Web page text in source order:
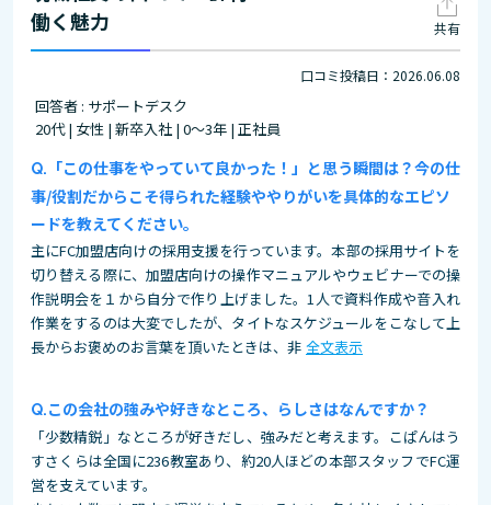
働く魅力
共有
口コミ投稿日：2026.06.08
回答者 : サポートデスク
20代 | 女性 | 新卒入社 | 0～3年 | 正社員
「この仕事をやっていて良かった！」と思う瞬間は？今の仕
事/役割だからこそ得られた経験ややりがいを具体的なエピソ
ードを教えてください。
主にFC加盟店向けの採用支援を行っています。本部の採用サイトを
切り替える際に、加盟店向けの操作マニュアルやウェビナーでの操
作説明会を１から自分で作り上げました。1人で資料作成や音入れ
作業をするのは大変でしたが、タイトなスケジュールをこなして上
長からお褒めのお言葉を頂いたときは、非 全文表示
この会社の強みや好きなところ、らしさはなんですか？
「少数精鋭」なところが好きだし、強みだと考えます。こぱんはう
すさくらは全国に236教室あり、約20人ほどの本部スタッフでFC運
営を支えています。